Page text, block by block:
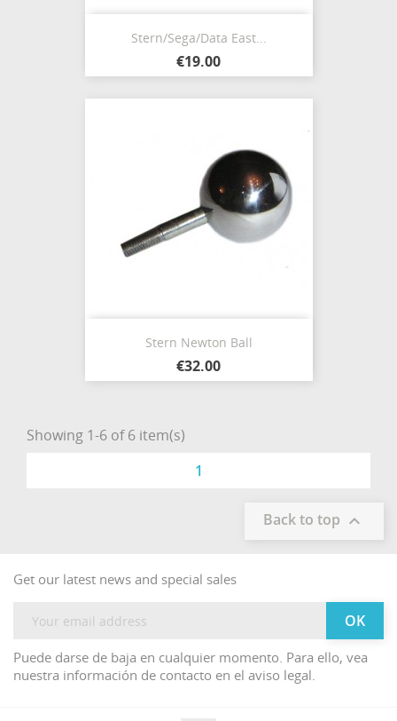
Stern/Sega/Data East...
€19.00
Stern Newton Ball
€32.00
Showing 1-6 of 6 item(s)
1
Back to top 
Get our latest news and special sales
Puede darse de baja en cualquier momento. Para ello, vea
nuestra información de contacto en el aviso legal.